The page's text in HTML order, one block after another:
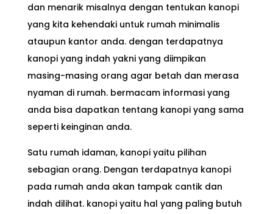
dan menarik misalnya dengan tentukan kanopi
yang kita kehendaki untuk rumah minimalis
ataupun kantor anda. dengan terdapatnya
kanopi yang indah yakni yang diimpikan
masing-masing orang agar betah dan merasa
nyaman di rumah. bermacam informasi yang
anda bisa dapatkan tentang kanopi yang sama
seperti keinginan anda.
Satu rumah idaman, kanopi yaitu pilihan
sebagian orang. Dengan terdapatnya kanopi
pada rumah anda akan tampak cantik dan
indah dilihat. kanopi yaitu hal yang paling butuh